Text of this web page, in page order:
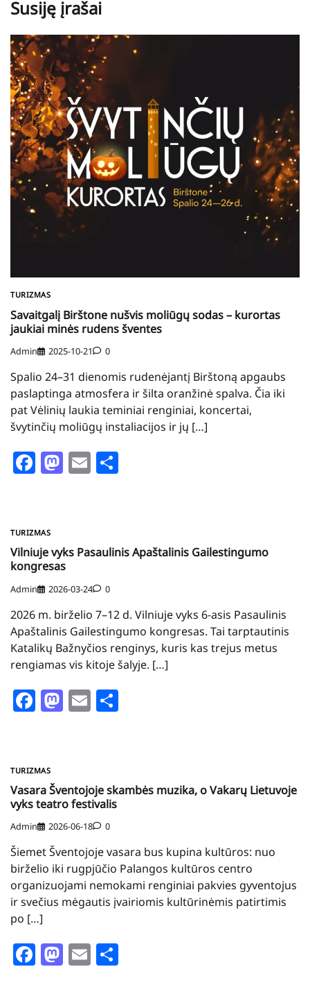
Susiję įrašai
TURIZMAS
Savaitgalį Birštone nušvis moliūgų sodas – kurortas
jaukiai minės rudens šventes
Admin 2025-10-21 0
Spalio 24–31 dienomis rudenėjantį Birštoną apgaubs
paslaptinga atmosfera ir šilta oranžinė spalva. Čia iki
pat Vėlinių laukia teminiai renginiai, koncertai,
švytinčių moliūgų instaliacijos ir jų […]
Facebook
Mastodon
Email
TURIZMAS
Vilniuje vyks Pasaulinis Apaštalinis Gailestingumo
kongresas
Admin 2026-03-24 0
2026 m. birželio 7–12 d. Vilniuje vyks 6-asis Pasaulinis
Apaštalinis Gailestingumo kongresas. Tai tarptautinis
Katalikų Bažnyčios renginys, kuris kas trejus metus
rengiamas vis kitoje šalyje. […]
Facebook
Mastodon
Email
TURIZMAS
Vasara Šventojoje skambės muzika, o Vakarų Lietuvoje
vyks teatro festivalis
Admin 2026-06-18 0
Šiemet Šventojoje vasara bus kupina kultūros: nuo
birželio iki rugpjūčio Palangos kultūros centro
organizuojami nemokami renginiai pakvies gyventojus
ir svečius mėgautis įvairiomis kultūrinėmis patirtimis
po […]
Facebook
Mastodon
Email